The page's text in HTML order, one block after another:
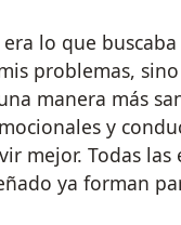
era lo que
problemas,
manera más
y
mejor. Todas las
ya forman